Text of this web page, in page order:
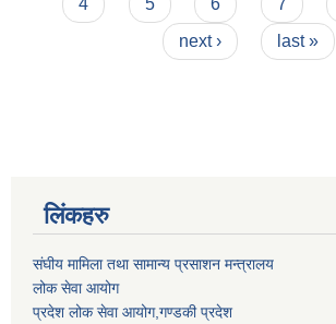
next ›
last »
लिंकहरु
संघीय मामिला तथा सामान्य प्रसाशन मन्त्रालय
लोक सेवा आयोग
प्रदेश लोक सेवा आयोग,गण्डकी प्रदेश